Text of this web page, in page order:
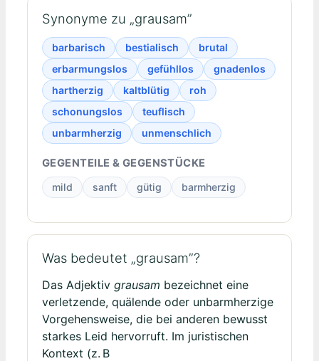
Synonyme zu „grausam”
barbarisch bestialisch
brutal
erbarmungslos
gefühllos
gnadenlos
hartherzig
kaltblütig
roh
schonungslos
teuflisch
unbarmherzig
unmenschlich
GEGENTEILE & GEGENSTÜCKE
mild sanft gütig barmherzig
Was bedeutet „grausam”?
Das Adjektiv grausam bezeichnet eine
verletzende, quälende oder unbarmherzige
Vorgehensweise, die bei anderen bewusst
starkes Leid hervorruft. Im juristischen
Kontext (z. B